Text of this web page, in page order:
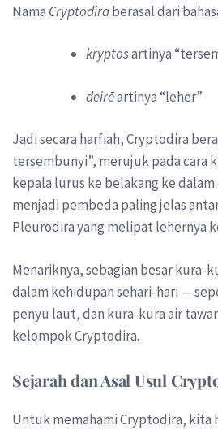
Nama Cryptodiraberasal dari
kryptosartinya
deirēartinya “leher”
Jadi secara harfiah, Cryptodira
tersembunyi”, merujuk pada cara
kepala lurus ke belakang ke dalam
menjadi pembeda paling jelas
Pleurodira yang melipat lehernya
Menariknya, sebagian besar kura-
dalam kehidupan sehari-hari —
penyu laut, dan kura-kura air
kelompok Cryptodira.
Sejarah dan Asal Usul
Untuk memahami Cryptodira, kita